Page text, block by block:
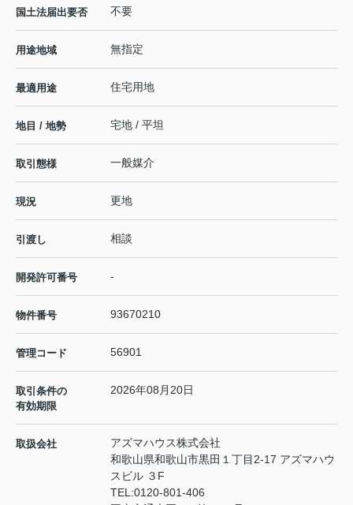
国土法届出要否 不要
用途地域 無指定
最適用途 住宅用地
地目 / 地勢 宅地 / 平坦
取引態様 一般媒介
現況 更地
引渡し 相談
開発許可番号 -
物件番号 93670210
管理コード 56901
取引条件の
有効期限
2026年08月20日
取扱会社
アズマハウス株式会社
和歌山県和歌山市黒田１丁目2-17 アズマハウ
スビル ３F
TEL:0120-801-406